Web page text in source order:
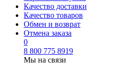
Качество доставки
Качество товаров
Обмен и возврат
Отмена заказа
0
8 800 775 8919
Мы на связи